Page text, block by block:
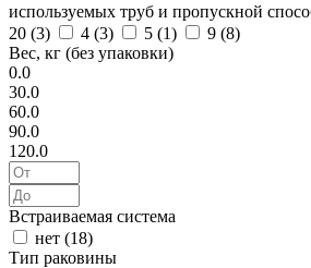
используемых труб и пропускной
20 (3) 4 (3) 5 (1) 9 (8)
Вес, кг (без упаковки)
0.0
30.0
60.0
90.0
120.0
Встраиваемая система
нет (18)
Тип раковины